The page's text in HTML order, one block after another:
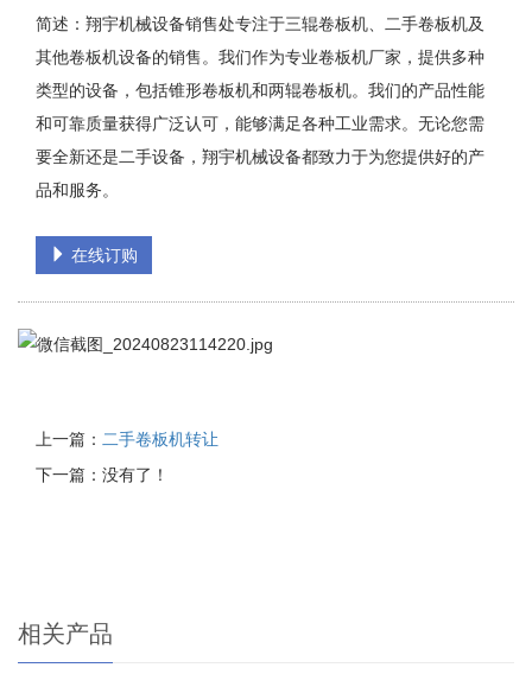
简述：翔宇机械设备销售处专注于三辊卷板机、二手卷板机及
其他卷板机设备的销售。我们作为专业卷板机厂家，提供多种
类型的设备，包括锥形卷板机和两辊卷板机。我们的产品性能
和可靠质量获得广泛认可，能够满足各种工业需求。无论您需
要全新还是二手设备，翔宇机械设备都致力于为您提供好的产
品和服务。
在线订购
上一篇： 二手卷板机转让
下一篇：没有了！
相关产品